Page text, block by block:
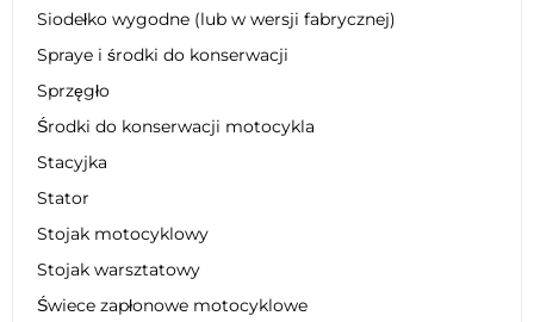
Siodełko wygodne (lub w wersji fabrycznej)
Spraye i środki do konserwacji
Sprzęgło
Środki do konserwacji motocykla
Stacyjka
Stator
Stojak motocyklowy
Stojak warsztatowy
Świece zapłonowe motocyklowe